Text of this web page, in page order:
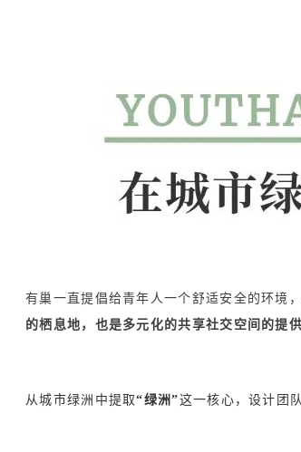
有巢一直提倡给青年人一个舒适安全的环境
的栖息地，也是多元化的共享社交空间的提供
从城市绿洲中提取“绿洲”这一核心，设计团